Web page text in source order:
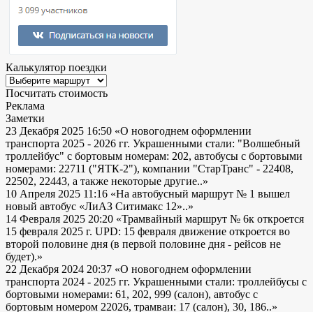
Калькулятор поездки
Посчитать стоимость
Реклама
Заметки
23 Декабря 2025 16:50 «О новогоднем оформлении
транспорта 2025 - 2026 гг. Украшенными стали: "Волшебный
троллейбус" с бортовым номерам: 202, автобусы с бортовыми
номерами: 22711 ("ЯТК-2"), компании "СтарТранс" - 22408,
22502, 22443, а также некоторые другие..»
10 Апреля 2025 11:16 «На автобусный маршрут № 1 вышел
новый автобус «ЛиАЗ Ситимакс 12»..»
14 Февраля 2025 20:20 «Трамвайный маршрут № 6к откроется
15 февраля 2025 г. UPD: 15 февраля движение откроется во
второй половине дня (в первой половине дня - рейсов не
будет).»
22 Декабря 2024 20:37 «О новогоднем оформлении
транспорта 2024 - 2025 гг. Украшенными стали: троллейбусы с
бортовыми номерами: 61, 202, 999 (салон), автобус с
бортовым номером 22026, трамваи: 17 (салон), 30, 186..»